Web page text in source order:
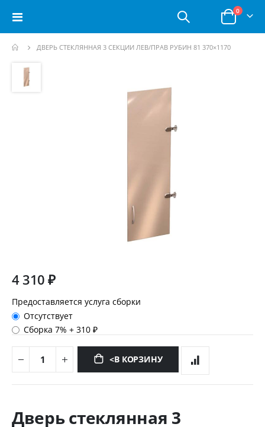
Toggle
Корзина
0позиции
ДВЕРЬ СТЕКЛЯННАЯ 3 СЕКЦИИ ЛЕВ/ПРАВ РУБИН 81 370×1170
Пропустить
перейти
4 310 ₽
Предоставляется услуга сборки
Отсутствует
Сборка 7%+310 ₽
<В КОРЗИНУ
началу
Дверь стеклянная 3